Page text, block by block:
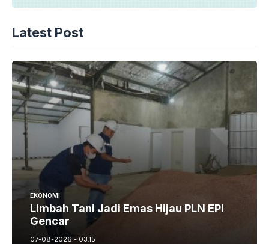
Latest Post
EKONOMI
Limbah Tani Jadi Emas Hijau PLN EPI
Gencar
07-08-2026 - 03.15